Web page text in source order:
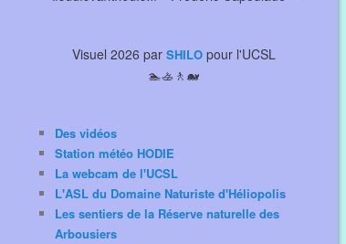
Visuel 2026 par SHILOpour l'UCSL
🏊🚣🚶🐋
Des vidéos
Station météo HODIE
La webcam de l'UCSL
L'ASL du Domaine Naturiste d'Héliopolis
Les sentiers de la Réserve naturelle des
Arbousiers